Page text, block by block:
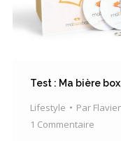
Test : Ma bière
Lifestyle Par
1 Commentaire